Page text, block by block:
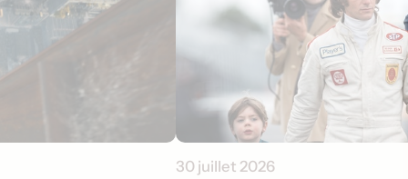
30 juillet 2026